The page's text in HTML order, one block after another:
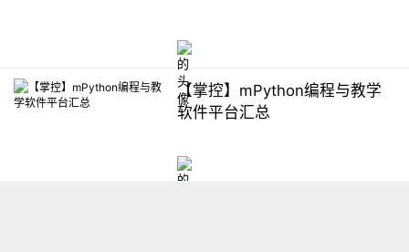
【掌控】mPython编程与教学
软件平台汇总